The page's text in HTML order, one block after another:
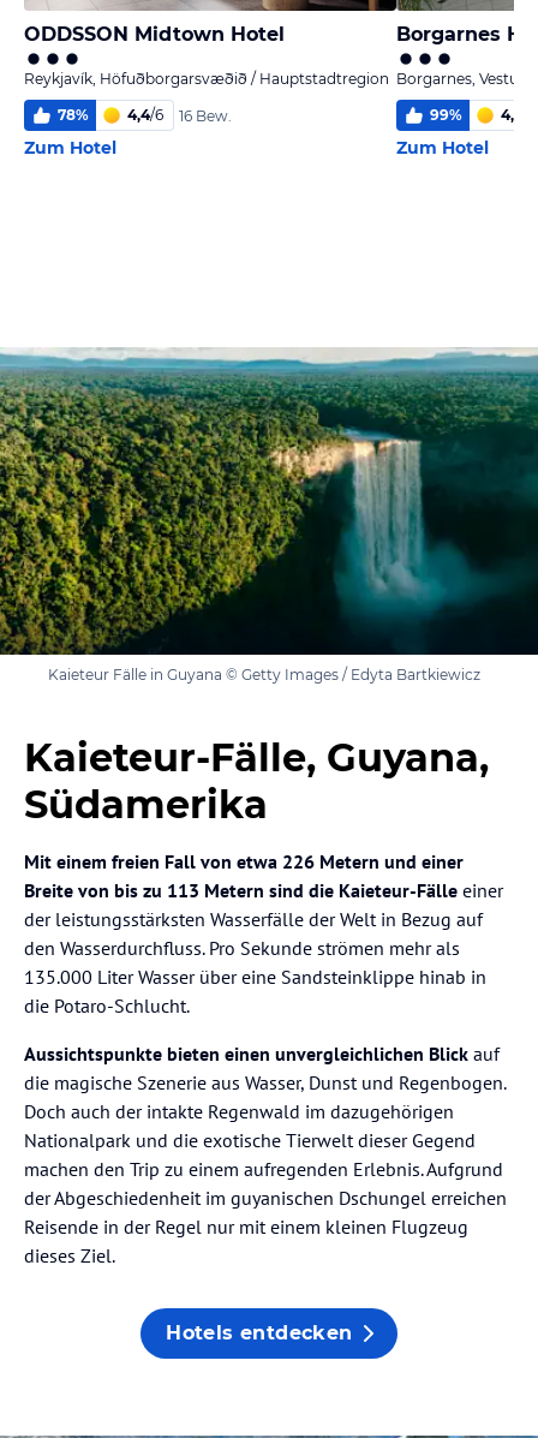
ODDSSON Midtown Hotel
Reykjavík, Höfuðborgarsvæðið / Hauptstadtregion
78% 4,4/6 16 Bew.
Zum Hotel
Borgarnes HI
Borgarnes,
99% 4,8
Zum Hotel
Kaieteur Fälle in Guyana © Getty Images / Edyta Bartkiewicz
Kaieteur-Fälle, Guyana,
Südamerika
Mit einem freien Fall von etwa 226 Metern und einer
Breite von bis zu 113 Metern sind die Kaieteur-Fälle einer
der leistungsstärksten Wasserfälle der Welt in Bezug auf
den Wasserdurchfluss. Pro Sekunde strömen mehr als
135.000 Liter Wasser über eine Sandsteinklippe hinab in
die Potaro-Schlucht.
Aussichtspunkte bieten einen unvergleichlichen Blick auf
die magische Szenerie aus Wasser, Dunst und Regenbogen.
Doch auch der intakte Regenwald im dazugehörigen
Nationalpark und die exotische Tierwelt dieser Gegend
machen den Trip zu einem aufregenden Erlebnis. Aufgrund
der Abgeschiedenheit im guyanischen Dschungel erreichen
Reisende in der Regel nur mit einem kleinen Flugzeug
dieses Ziel.
Hotels entdecken